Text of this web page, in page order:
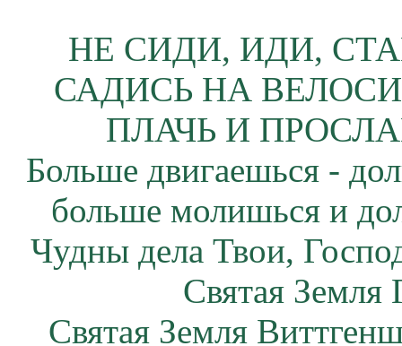
НЕ СИДИ, ИДИ,
САДИСЬ НА
ПЛАЧЬ И
Больше двигаешься -
больше молишься и
Чудны дела Твои,
Святая
Святая Земля